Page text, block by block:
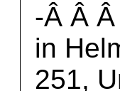
-Â Â
in
251,